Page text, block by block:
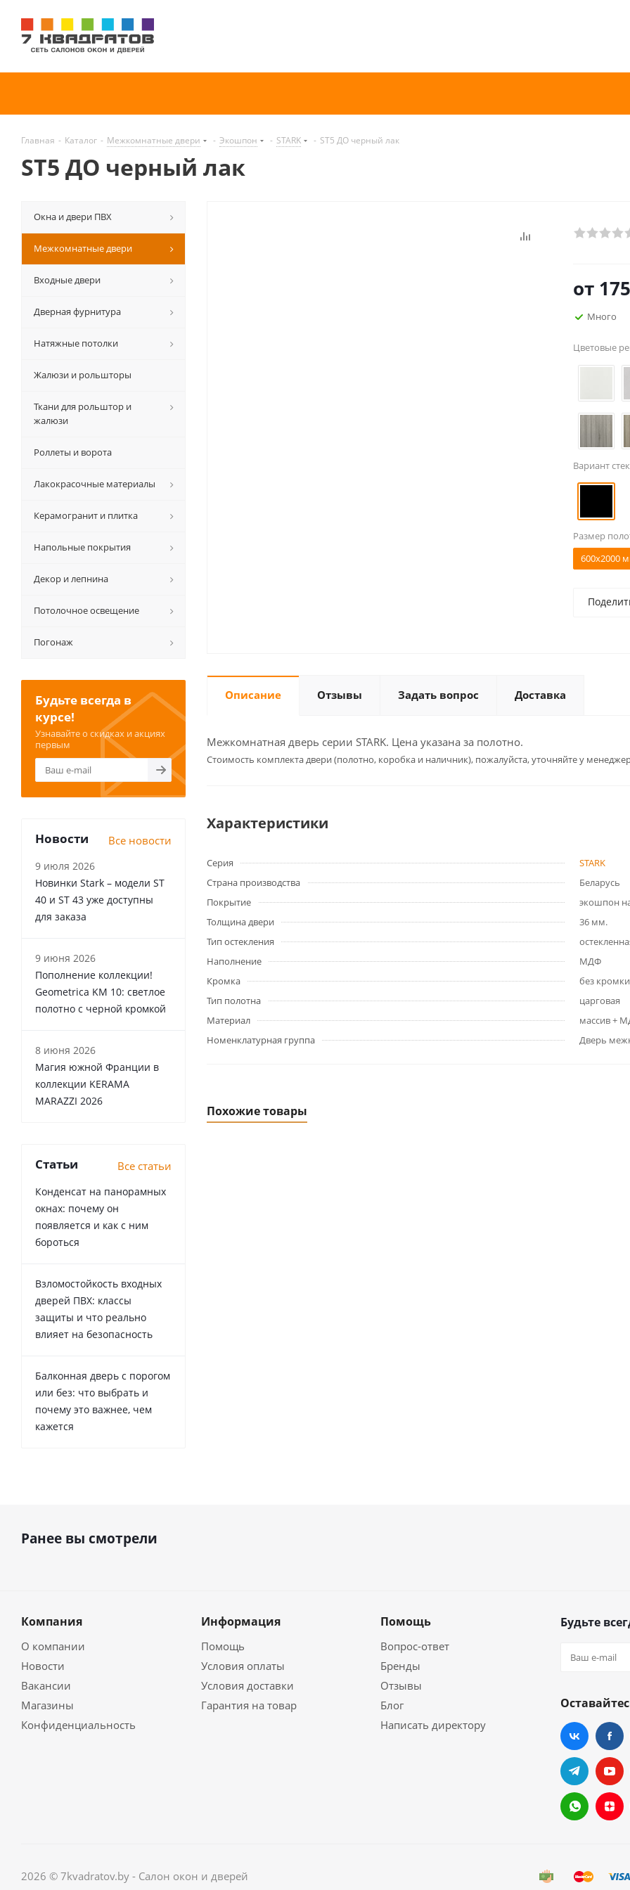
Главная - Каталог - Межкомнатные двери - Экошпон - STARK - ST5 ДО черный лак
ST5 ДО черный лак
от
Много
Цветовые
Вариант
Размер
600x2000
Описание Отзывы Задать вопрос Доставка
Межкомнатная дверь серии STARK. Цена указана за полотно.
Cтоимость комплекта двери (полотно, коробка и наличник), пожалуйста, уточняйте у
Характеристики
Серия
STARK
Страна производства
Беларусь
Покрытие
экошпон
Толщина двери
36 мм.
Тип остекления
Наполнение
МДФ
Кромка
без кромки
Тип полотна
царговая
Материал
массив +
Номенклатурная группа
Дверь
Похожие товары
Окна и двери ПВХ
Межкомнатные двери
Входные двери
Дверная фурнитура
Натяжные потолки
Жалюзи и рольшторы
Ткани для рольштор и
жалюзи
Роллеты и ворота
Лакокрасочные материалы
Керамогранит и плитка
Напольные покрытия
Декор и лепнина
Потолочное освещение
Погонаж
Будьте всегда в
курсе!
Узнавайте о скидках и акциях
первым
Новости Все новости
9 июля 2026
Новинки Stark – модели ST
40 и ST 43 уже доступны
для заказа
9 июня 2026
Пополнение коллекции!
Geometrica KM 10: светлое
полотно с черной кромкой
8 июня 2026
Магия южной Франции в
коллекции KERAMA
MARAZZI 2026
Статьи Все статьи
Конденсат на панорамных
окнах: почему он
появляется и как с ним
бороться
Взломостойкость входных
дверей ПВХ: классы
защиты и что реально
влияет на безопасность
Балконная дверь с порогом
или без: что выбрать и
почему это важнее, чем
кажется
Ранее вы смотрели
Компания
О компании
Новости
Вакансии
Магазины
Конфиденциальность
Информация
Помощь
Условия оплаты
Условия доставки
Гарантия на товар
Помощь
Вопрос-ответ
Бренды
Отзывы
Блог
Написать директору
Будьте
2026 © 7kvadratov.by - Салон окон и дверей